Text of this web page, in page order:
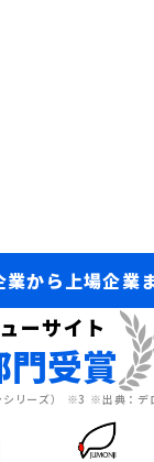
から上場企業
ーサイト
門受賞
ーズ） ※3 ※出典：デ